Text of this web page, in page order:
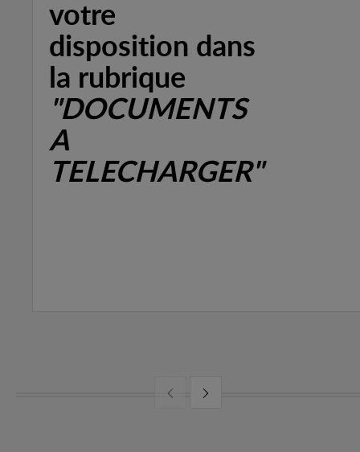
votre
disposition dans
la rubrique
"DOCUMENTS
A
TELECHARGER"